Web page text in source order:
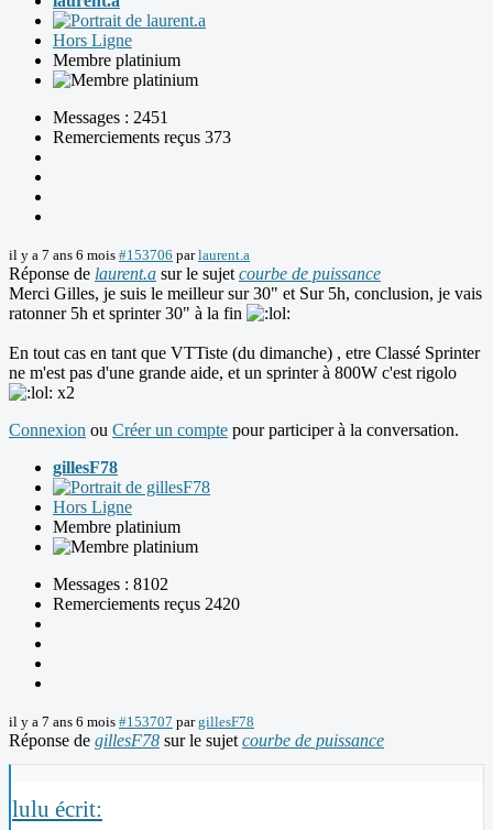
Hors Ligne
Membre platinium
Messages : 2451
Remerciements reçus 373
il y a 7 ans 6 mois #153706 parlaurent.a
Réponse de laurent.a sur le sujet courbe de puissance
Merci Gilles, je suis le meilleur sur 30" et Sur 5h, conclusion, je vais
ratonner 5h et sprinter 30" à la fin
En tout cas en tant que VTTiste (du dimanche) , etre Classé Sprinter
ne m'est pas d'une grande aide, et un sprinter à 800W c'est rigolo
x2
Connexion ou Créer un compte pour participer à la conversation.
gillesF78
Hors Ligne
Membre platinium
Messages : 8102
Remerciements reçus 2420
il y a 7 ans 6 mois #153707 pargillesF78
Réponse de gillesF78 sur le sujet courbe de puissance
lulu écrit: